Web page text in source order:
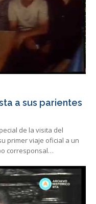
a sus parientes
de la visita del
primer viaje oficial a un
corresponsal…